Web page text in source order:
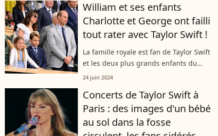
concert de la nouvelle superstar...
William et ses enfants
Charlotte et George ont failli
tout rater avec Taylor Swift !
La famille royale est fan de Taylor Swift
et les deux plus grands enfants du
prince William et de la princesse Kate
concerts de la star américaine....
24 juin 2024
Concerts de Taylor Swift à
Paris : des images d'un bébé
au sol dans la fosse